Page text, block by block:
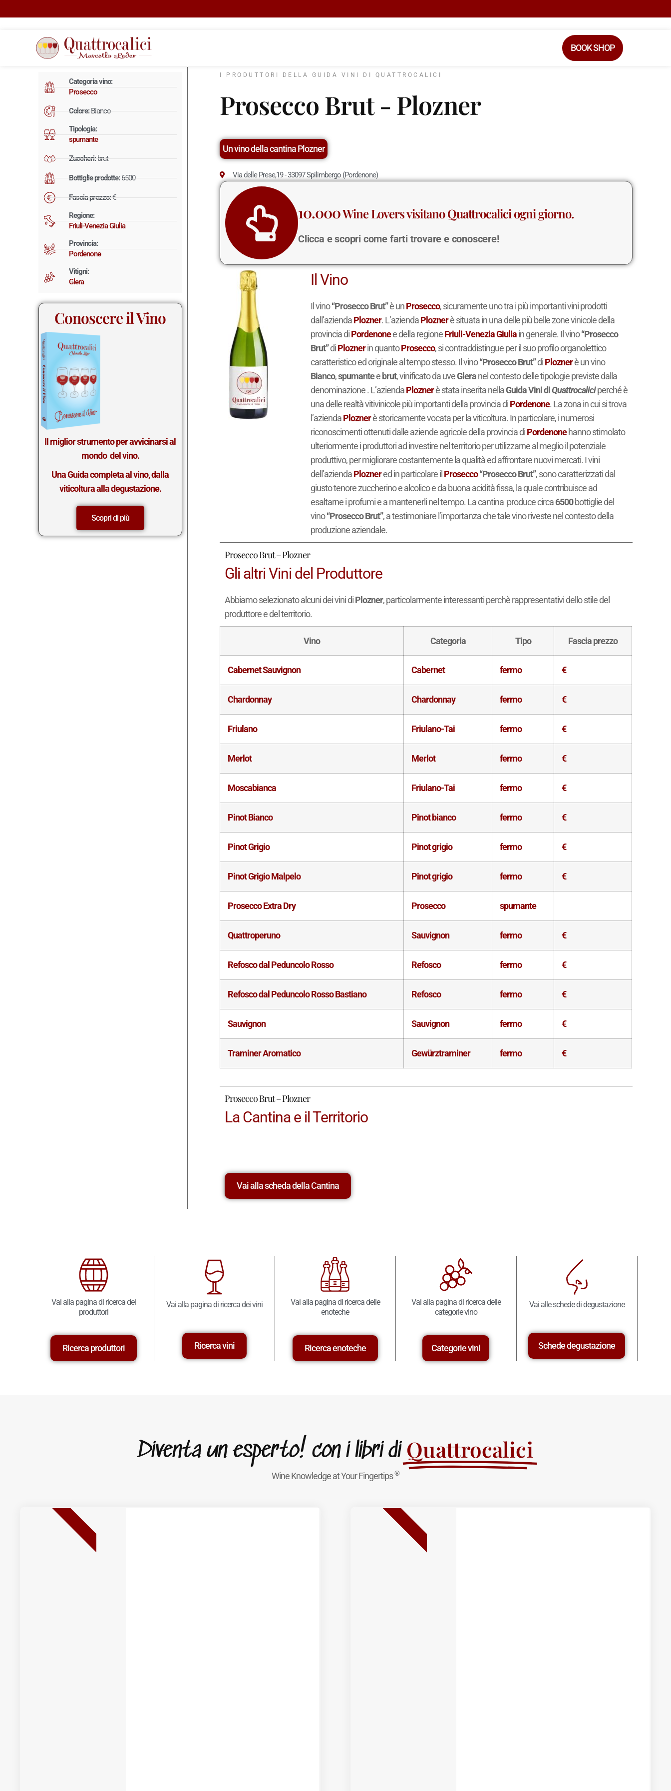
BOOK SHOP
Categoria vino:
Prosecco
Colore:Bianco
Tipologia:
spumante
Zuccheri:brut
Bottiglie prodotte:6500
Fascia prezzo:€
Regione:
Friuli-Venezia Giulia
Provincia:
Pordenone
Vitigni:
Glera
Conoscere il Vino
Il miglior strumento per avvicinarsi al
mondo del vino.
Una Guida completa al vino, dalla
viticoltura alla degustazione.
Scopri di più
I PRODUTTORI DELLA GUIDA VINI DI QUATTROCALICI
Prosecco Brut - Plozner
Un vino della cantina Plozner
Via delle Prese,19 - 33097 Spilimbergo (Pordenone)
10.000Wine Lovers visitano Quattrocalici ogni giorno.
Clicca e scopri come farti trovare e conoscere!
Il Vino
Il vino“Prosecco Brut”è unProsecco, sicuramente uno tra i più importanti vini prodotti
dall’aziendaPlozner. L’aziendaPloznerè situata in una delle più belle zone vinicole della
provincia diPordenonee della regioneFriuli-Venezia Giuliain generale. Il vino“Prosecco
Brut”diPloznerin quantoProsecco, si contraddistingue per il suo profilo organolettico
caratteristico ed originale al tempo stesso. Il vino“Prosecco Brut”diPloznerè un vino
Bianco,spumantee brut, vinificato da uveGleranel contesto delle tipologie previste dalla
denominazione . L’aziendaPloznerè stata inserita nellaGuida Vini diQuattrocaliciperché è
una delle realtà vitivinicole più importanti della provincia diPordenone. La zona in cui si trova
l’aziendaPloznerè storicamente vocata per la viticoltura. In particolare, i numerosi
riconoscimenti ottenuti dalle aziende agricole della provincia diPordenonehanno stimolato
ulteriormente i produttori ad investire nel territorio per utilizzarne al meglio il potenziale
produttivo, per migliorare costantemente la qualità ed affrontare nuovi mercati. I vini
dell’aziendaPloznered in particolare il Prosecco “Prosecco Brut”, sono caratterizzati dal
giusto tenore zuccherino e alcolico e da buona acidità fissa, la quale contribuisce ad
esaltarne i profumi e a mantenerli nel tempo. La cantina produce circa6500bottiglie del
vino“Prosecco Brut”, a testimoniare l’importanza che tale vino riveste nel contesto della
produzione aziendale.
Prosecco Brut – Plozner
Gli altri Vini del Produttore
Abbiamo selezionato alcuni dei vini diPlozner, particolarmente interessanti perchè rappresentativi dello stile del
produttore e del territorio.
Vino Categoria Tipo Fascia prezzo
Cabernet Sauvignon Cabernet fermo €
Chardonnay Chardonnay fermo €
Friulano Friulano-Tai fermo €
Merlot Merlot fermo €
Moscabianca Friulano-Tai fermo €
Pinot Bianco Pinot bianco fermo €
Pinot Grigio Pinot grigio fermo €
Pinot Grigio Malpelo Pinot grigio fermo €
Prosecco Extra Dry Prosecco spumante
Quattroperuno Sauvignon fermo €
Refosco dal Peduncolo Rosso Refosco fermo €
Refosco dal Peduncolo Rosso Bastiano Refosco fermo €
Sauvignon Sauvignon fermo €
Traminer Aromatico Gewürztraminer fermo €
Prosecco Brut – Plozner
La Cantina e il Territorio
Vai alla scheda della Cantina
Vai alla pagina di ricerca dei
produttori
Ricerca produttori
Vai alla pagina di ricerca dei vini
Ricerca vini
Vai alla pagina di ricerca delle
enoteche
Ricerca enoteche
Vai alla pagina di ricerca delle
categorie vino
Categorie vini
Vai alle schede di degustazione
Schede degustazione
Diventa un esperto! con i libri di Quattrocalici
Wine Knowledge at Your Fingertips®
NUOVA USCITA BEST SELLER